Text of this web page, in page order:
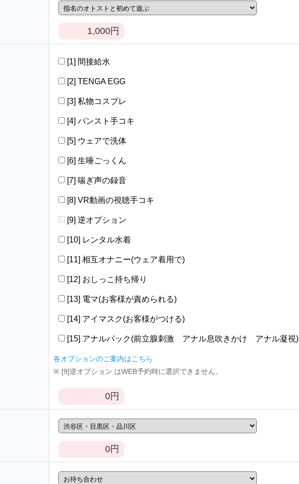
1,000円
[1] 間接給水
[2] TENGA EGG
[3] 私物コスプレ
[4] パンスト手コキ
[5] ウェアで洗体
[6] 生唾ごっくん
[7] 喘ぎ声の録音
[8] VR動画の視聴手コキ
[9] 逆オプション
[10] レンタル水着
[11] 相互オナニー(ウェア着用で)
[12] おしっこ持ち帰り
[13] 電マ(お客様が責められる)
[14] アイマスク(お客様がつける)
[15] アナルパック(前立腺刺激 アナル息吹きかけ アナル凝視)
各オプションのご案内はこちら
※ [9]逆オプション はWEB予約時に選択できません。
0円
0円